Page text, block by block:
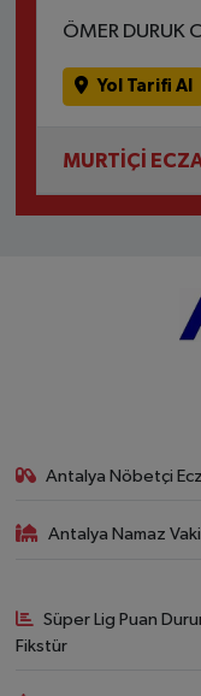
ÖMER DURUK
Yol Tarifi Al
MURTİÇİ
Antalya Nöbetçi
Antalya Namaz
Süper Lig Puan
Fikstür